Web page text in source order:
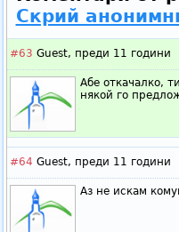
Скрий
#63 Guest, преди 11 години
Абе откачалко,
някой го
#64 Guest, преди 11 години
Аз не искам